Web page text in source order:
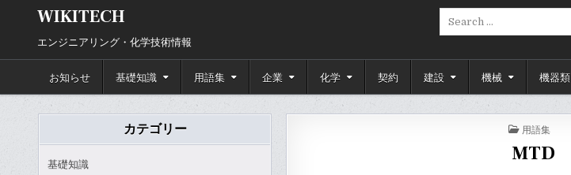
WIKITECH
エンジニアリング・化学技術情報
お知らせ 基礎知識 用語集 企業 化学 契約 建設 機械 機器類
カテゴリー
基礎知識
POSTED
IN
用語集
MTD